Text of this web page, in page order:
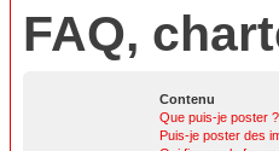
FAQ,
Contenu
Que puis-je poster ?
Puis-je poster des